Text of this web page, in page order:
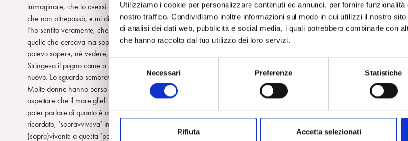
Utilizziamo i cookie per personalizzare contenuti ed annunci, per fornire
nostro traffico. Condividiamo inoltre informazioni sul modo in cui utilizzi il nostro
di analisi dei dati web, pubblicità e social media, i quali potrebbero combinarle con
che hanno raccolto dal tuo utilizzo dei loro servizi.
e
z
i
o
Necessari Preferenze Statistiche
Rifiuta Accetta selezionati
immaginare, che io avessi qualcosa che poteva farla stare bene, che da me avrebbe potuto ‘trovare’ qualcosa. Mi guardò
che non oltrepassò, e mi disse soltanto “ah, sorellina…!” accompagnando le parole con un gesto della mano e forse
l’ho sentito veramente, che aggiunse “..tu non sai”, si voltò e andò via con una dolcezza indolente, con rassegnazione, non
quello che cercava ma soprattutto aveva avuto l’immediata percezione che io non potessi averne proprio nessuna idea. Cos’è
potevo sapere, né vedere, né forse immaginare?
Stringeva il pugno come a serrare qualcosa che non voleva farsi sfuggire, ma la mano era vuota eppure immediatamente
nuovo. Lo sguardo sembrava liquido come se continuasse a fissare la distesa del mare in attesa che le riportasse qualcosa…
Molte donne hanno perso in mare i loro bambini, non sono riuscite a trattenerli a sé, li hanno visti ‘scomparire’, non morire, e
aspettare che il mare glieli riporti. Spesso il lavoro dei terapeuti si traduce nel restare accanto a loro ad aspettare, sapendo, ma
poter parlare di quanto è accaduto: quello che è accaduto non è accaduto. Anche per Anitha tutto ciò non poteva in alcun
ricordato, ‘sopravviveva’ in lei, come lei sopravviveva a sè stessa. Tutto il suo corpo e le sue giornate erano diventati un
(sopra)vivente a questa ‘perdita’ impensabile e incontornabile psichicamente, espulsa dalla rappresentazione ma anche dalla